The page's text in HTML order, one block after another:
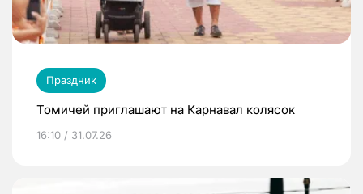
Праздник
Томичей приглашают на Карнавал колясок
16:10 / 31.07.26